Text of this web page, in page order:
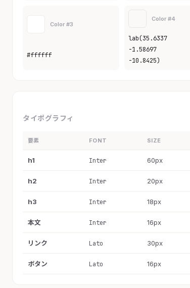
Color #3
#ffffff
Color #4
lab(35.6337
-1.58697
-10.8425)
タイポグラフィ
要素 FONT SIZE
h1 Inter 60px
h2 Inter 20px
h3 Inter 18px
本文 Inter 16px
リンク Lato 30px
ボタン Lato 16px